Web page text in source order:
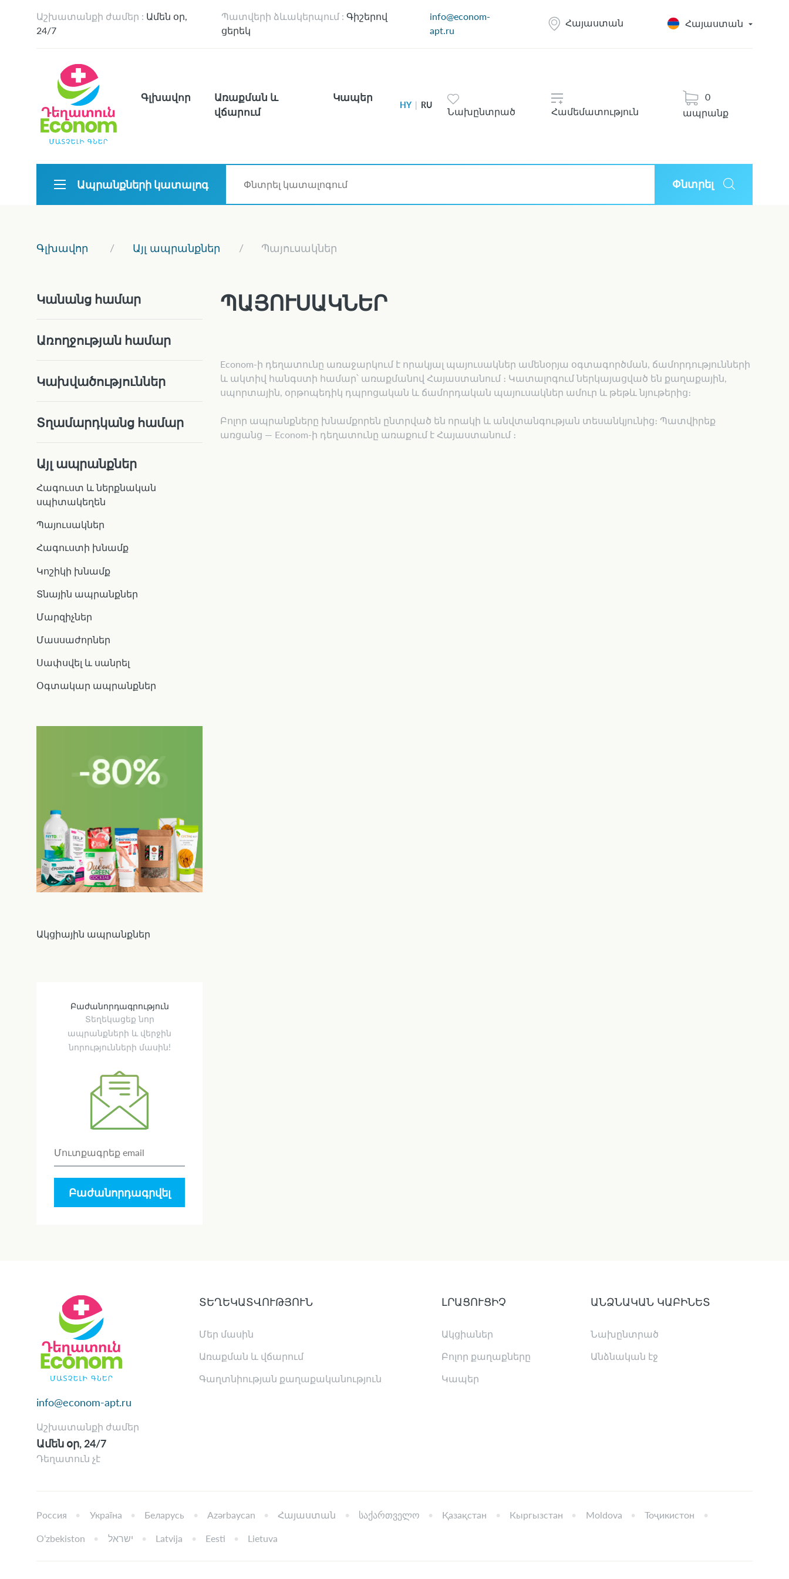
Աշխատանքի ժամեր : Ամեն օր,
24/7
Պատվերի ձևակերպում : Գիշերով
ցերեկ
info@econom-
apt.ru
Հայաստան Հայաստան
Գլխավոր
Առաքման և
վճարում
Կապեր
HY | RU
Նախընտրած Համեմատություն
0
ապրանք
Ապրանքների կատալոգ Փնտրել
Գլխավոր Այլ ապրանքներ Պայուսակներ
ՊԱՅՈՒՍԱԿՆԵՐ
Econom-ի դեղատունը առաջարկում է որակյալ պայուսակներ ամենօրյա օգտագործման, ճամորդությունների
և ակտիվ հանգստի համար՝ առաքմանով Հայաստանում ։ Կատալոգում ներկայացված են քաղաքային,
սպորտային, օրթոպեդիկ դպրոցական և ճամորդական պայուսակներ ամուր և թեթև նյութերից։
Բոլոր ապրանքները խնամքորեն ընտրված են որակի և անվտանգության տեսանկյունից։ Պատվիրեք
առցանց — Econom-ի դեղատունը առաքում է Հայաստանում ։
Կանանց համար
Առողջության համար
Կախվածություններ
Տղամարդկանց համար
Այլ ապրանքներ
Հագուստ և ներքնական
սպիտակեղեն
Պայուսակներ
Հագուստի խնամք
Կոշիկի խնամք
Տնային ապրանքներ
Մարզիչներ
Մասսաժորներ
Սափսվել և սանրել
Օգտակար ապրանքներ
Ակցիային ապրանքներ
Բաժանորդագրություն
Տեղեկացեք նոր
ապրանքների և վերջին
նորությունների մասին!
Բաժանորդագրվել
info@econom-apt.ru
Աշխատանքի ժամեր
Ամեն օր, 24/7
Դեղատուն չէ
ՏԵՂԵԿԱՏՎՈՒԹՅՈՒՆ
Մեր մասին
Առաքման և վճարում
Գաղտնիության քաղաքականություն
ԼՐԱՑՈՒՑԻՉ
Ակցիաներ
Բոլոր քաղաքները
Կապեր
ԱՆՁՆԱԿԱՆ ԿԱԲԻՆԵՏ
Նախընտրած
Անձնական էջ
Россия Україна Беларусь Azərbaycan Հայաստան საქართველო Қазақстан Кыргызстан Moldova Тоҷикистон
Oʻzbekiston ישראל Latvija Eesti Lietuva